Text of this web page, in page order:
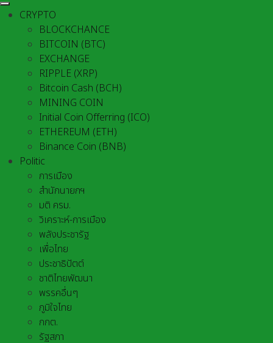
CRYPTO
BLOCKCHANCE
BITCOIN (BTC)
EXCHANGE
RIPPLE (XRP)
Bitcoin Cash (BCH)
MINING COIN
Initial Coin Offerring (ICO)
ETHEREUM (ETH)
Binance Coin (BNB)
Politic
การเมือง
สำนักนายกฯ
มติ ครม.
วิเคราะห์-การเมือง
พลังประชารัฐ
เพื่อไทย
ประชาธิปัตต์
ชาติไทยพัฒนา
พรรคอื่นๆ
ภูมิใจไทย
กกต.
รัฐสภา